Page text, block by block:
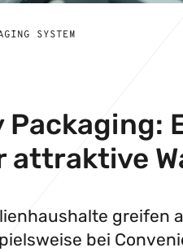
SYSTEM
Packaging:
attraktive
greifen
bei